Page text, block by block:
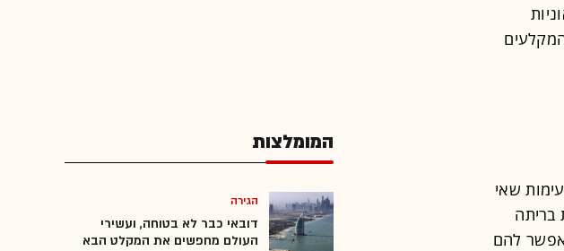
שאי
בריתה
להם
המפרץ הפרסי
המומלצות
הגירה
דובאי כבר לא בטוחה, ועשירי
העולם מחפשים את המקלט הבא